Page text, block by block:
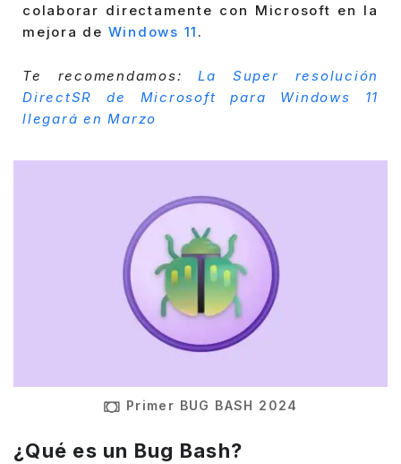
colaborar directamente con Microsoft en la
mejora de Windows 11 .
Te recomendamos:La Super resolución
DirectSR de Microsoft para Windows 11
llegará en Marzo
Primer BUG BASH 2024
¿Qué es un Bug Bash?